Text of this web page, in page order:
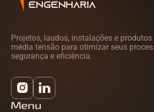
Projetos, laudos, instalações e produtos
média tensão para otimizar seus
segurança e eficiência.
Menu